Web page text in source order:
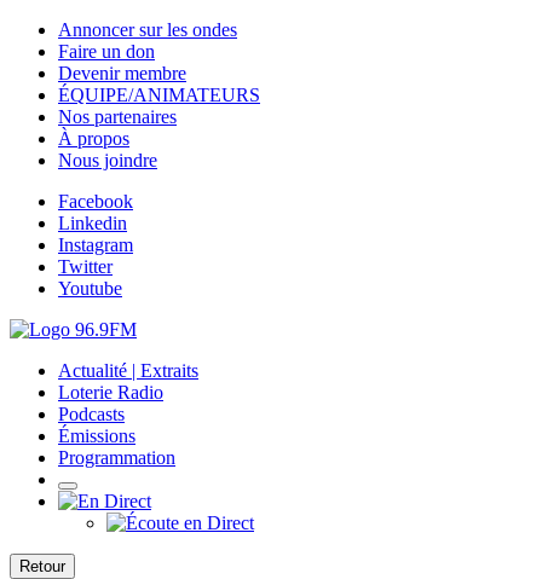
Annoncer sur les ondes
Faire un don
Devenir membre
ÉQUIPE/ANIMATEURS
Nos partenaires
À propos
Nous joindre
Facebook
Linkedin
Instagram
Twitter
Youtube
Actualité | Extraits
Loterie Radio
Podcasts
Émissions
Programmation
Retour